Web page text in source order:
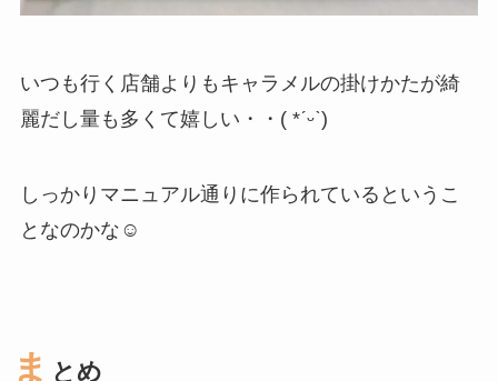
いつも行く店舗よりもキャラメルの掛けかたが綺
麗だし量も多くて嬉しい・・( *ˊᵕˋ)
しっかりマニュアル通りに作られているというこ
となのかな☺️
ま とめ